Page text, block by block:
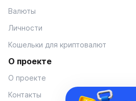
Валюты
Личности
Кошельки для криптовалют
О проекте
О проекте
Контакты